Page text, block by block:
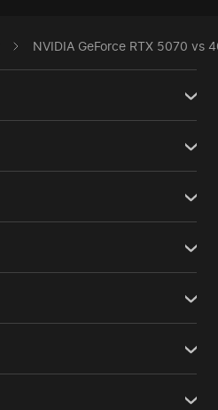
NVIDIA GeForce RTX 5070 vs